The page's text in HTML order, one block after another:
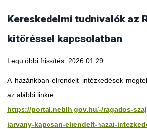
Kereskedelmi tudnivalók az
kitöréssel kapcsolatban
Legutóbbi frissítés: 2026.01.29.
A hazánkban elrendelt intézkedések
az alábbi linkre:
https://portal.nebih.gov.hu/-/ragados-
jarvany-kapcsan-elrendelt-hazai-